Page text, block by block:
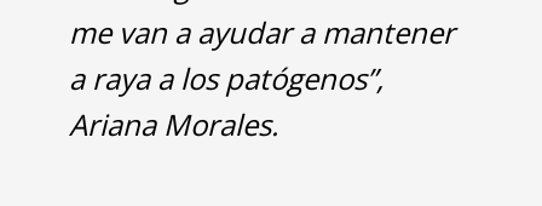
me van a ayudar a mantener
a raya a los patógenos”,
Ariana Morales.